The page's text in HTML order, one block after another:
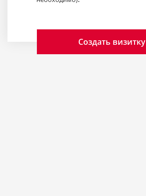
Создать визитку